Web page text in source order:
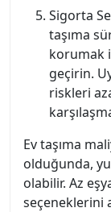
Sigorta
taşıma
korumak
geçirin.
riskleri
Ev taşıma
olduğunda,
olabilir. Az
seçeneklerini